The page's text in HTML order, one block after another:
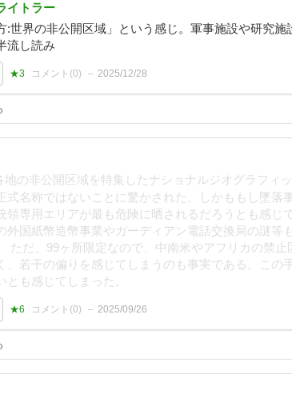
イトラー
:世界の非公開区域」という感じ。軍事施設や研究施
流し読み
★3 コメント(0) 2025/12/28
地の非公開区域を特集したナショナルジオグラフィ
式名称ではないことに驚かされた。しかももし墜落
領専用エリアが最も危険に晒されるだろうとも感じ
外国紙幣造幣事業やガーディアン電話交換局の謎等
ただ、99ヶ所限定なので、中南米やアフリカの禁
、若干の偏りを感じてしまうのも事実である。この
とも感じてしまった。
★6 コメント(0) 2025/09/26